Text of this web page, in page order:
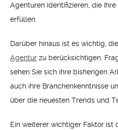
Agenturen identifizieren, die
erfüllen.
Darüber hinaus ist es wichtig, die
Agentur zu berücksichtigen.
sehen Sie sich ihre bisherigen
auch ihre Branchenkenntnisse
über die neuesten Trends und
Ein weiterer wichtiger Faktor ist